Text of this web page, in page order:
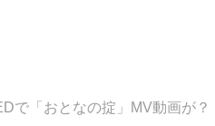
で「おとなの掟」MV動画が？